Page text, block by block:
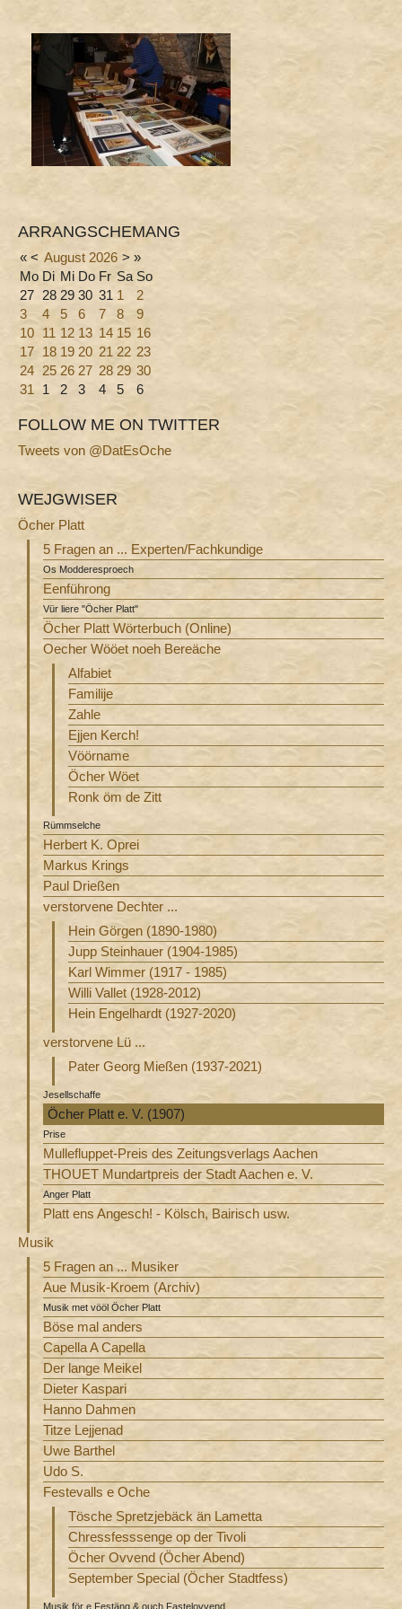
ARRANGSCHEMANG
« < August 2026 > »
Mo Di Mi Do Fr Sa So
27 28 29 30 31 1
2
3
4 5 6 7 8
9
10 11 12 13 14 15 16
17 18 19 20 21 22 23
24 25 26 27 28 29 30
31 1 2 3 4 5 6
FOLLOW ME ON TWITTER
Tweets von @DatEsOche
WEJGWISER
Öcher Platt
5 Fragen an ... Experten/Fachkundige
Os Modderesproech
Eenführong
Vür liere "Öcher Platt"
Öcher Platt Wörterbuch (Online)
Oecher Wööet noeh Bereäche
Alfabiet
Familije
Zahle
Ejjen Kerch!
Vöörname
Öcher Wöet
Ronk öm de Zitt
Rümmselche
Herbert K. Oprei
Markus Krings
Paul Drießen
verstorvene Dechter ...
Hein Görgen (1890-1980)
Jupp Steinhauer (1904-1985)
Karl Wimmer (1917 - 1985)
Willi Vallet (1928-2012)
Hein Engelhardt (1927-2020)
verstorvene Lü ...
Pater Georg Mießen (1937-2021)
Jesellschaffe
Öcher Platt e. V. (1907)
Prise
Mullefluppet-Preis des Zeitungsverlags Aachen
THOUET Mundartpreis der Stadt Aachen e. V.
Anger Platt
Platt ens Angesch! - Kölsch, Bairisch usw.
Musik
5 Fragen an ... Musiker
Aue Musik-Kroem (Archiv)
Musik met vööl Öcher Platt
Böse mal anders
Capella A Capella
Der lange Meikel
Dieter Kaspari
Hanno Dahmen
Titze Lejjenad
Uwe Barthel
Udo S.
Festevalls e Oche
Tösche Spretzjebäck än Lametta
Chressfesssenge op der Tivoli
Öcher Ovvend (Öcher Abend)
September Special (Öcher Stadtfess)
Musik för e Festäng & ouch Fastelovvend